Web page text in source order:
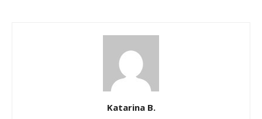
Katarina B.